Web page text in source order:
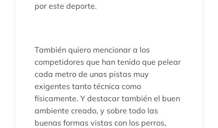
por este deporte.
También quiero mencionar a los
competidores que han tenido que pelear
cada metro de unas pistas muy
exigentes tanto técnica como
físicamente. Y destacar también el buen
ambiente creado, y sobre todo las
buenas formas vistas con los perros,